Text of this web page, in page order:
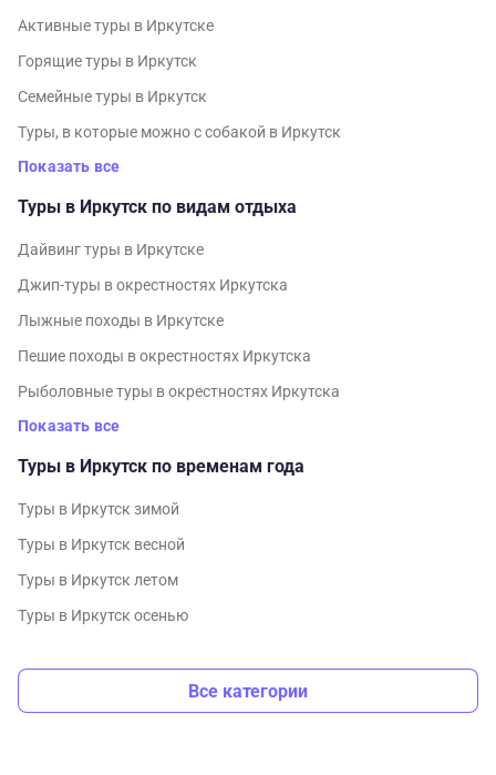
Активные туры в Иркутске
Горящие туры в Иркутск
Семейные туры в Иркутск
Туры, в которые можно с собакой в Иркутск
Показать все
Туры в Иркутск по видам отдыха
Дайвинг туры в Иркутске
Джип-туры в окрестностях Иркутска
Лыжные походы в Иркутске
Пешие походы в окрестностях Иркутска
Рыболовные туры в окрестностях Иркутска
Показать все
Туры в Иркутск по временам года
Туры в Иркутск зимой
Туры в Иркутск весной
Туры в Иркутск летом
Туры в Иркутск осенью
Все категории